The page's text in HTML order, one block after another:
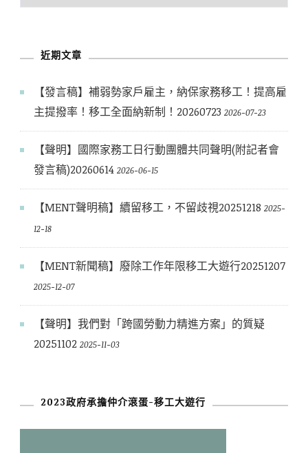
近期文章
【發言稿】補弱勢家戶雇主，納保家務移工！提高雇
主提撥率！移工全面納新制！20260723 2026-07-23
【聲明】國際家務工日行動團體共同聲明(附記者會
發言稿)20260614 2026-06-15
【MENT聲明稿】續留移工，不留歧視20251218 2025-
12-18
【MENT新聞稿】廢除工作年限移工大遊行20251207
2025-12-07
【聲明】我們對「跨國勞動力精進方案」的質疑
20251102 2025-11-03
2023政府承擔仲介滾蛋-移工大遊行